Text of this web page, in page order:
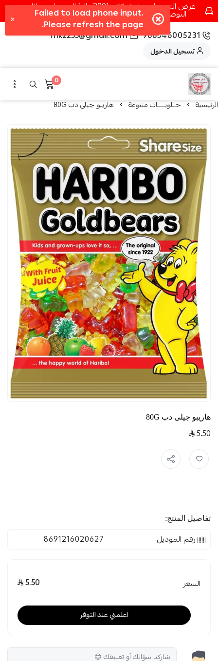
عرض التوصيل عند شرائك بـ{200ريال} التوصيل مجانا
التوصيل في مكه فقط كل اسبوع اصناف جديدة
966546005231
fhk2255@gmail.com
تسجيل الدخول
0
الرئيسية حــلويـــــات متنوعة هاريبو جيلى دب 80G
هاريبو جيلى دب 80G
5.50
تفاصيل المنتج:
رقم الموديل 8691216020627
السعر 5.50
اعلمني عند التوفر